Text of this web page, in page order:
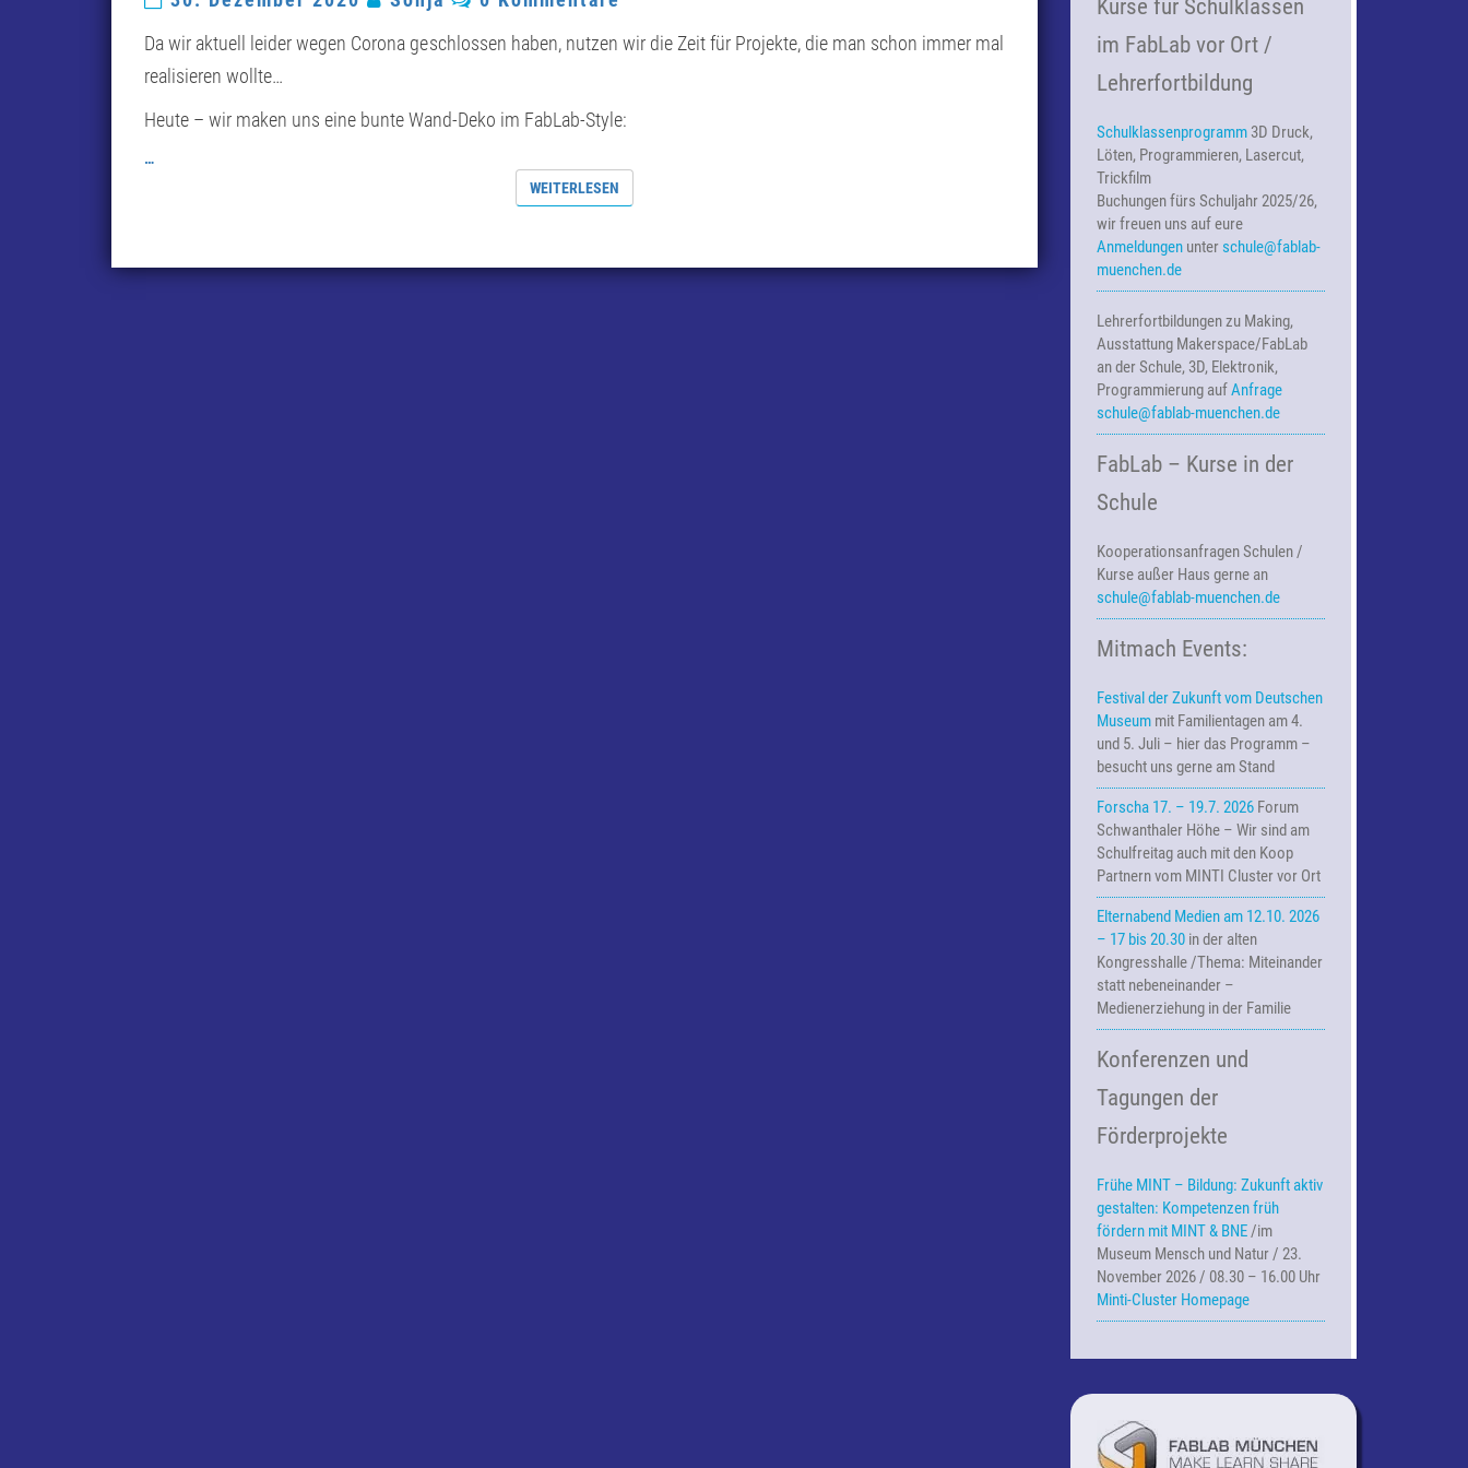
Da wir aktuell leider wegen Corona geschlossen haben, nutzen wir die Zeit für Projekte, die man schon immer mal
realisieren wollte…
Heute – wir maken uns eine bunte Wand-Deko im FabLab-Style:
…
WEITERLESENWEITERLESEN
Kurse für Schulklassen
im FabLab vor Ort /
Lehrerfortbildung
Schulklassenprogramm3D Druck,
Löten, Programmieren, Lasercut,
Trickfilm
Buchungen fürs Schuljahr 2025/26,
wir freuen uns auf eure
Anmeldungenunter schule@fablab-
muenchen.de
Lehrerfortbildungen zu Making,
Ausstattung Makerspace/FabLab
an der Schule, 3D, Elektronik,
Programmierung auf Anfrage
schule@fablab-muenchen.de
FabLab – Kurse in der
Schule
KooperationsanfragenSchulen /
Kurse außer Haus gerne an
schule@fablab-muenchen.de
Mitmach Events:
Festival der Zukunft vom Deutschen
Museummit Familientagen am 4.
und 5. Juli – hier das Programm –
besucht uns gerne am Stand
Forscha 17. – 19.7. 2026Forum
Schwanthaler Höhe – Wir sind am
Schulfreitag auch mit den Koop
Partnern vom MINTI Cluster vor Ort
Elternabend Medien am 12.10. 2026
– 17 bis 20.30in der alten
Kongresshalle /Thema: Miteinander
statt nebeneinander –
Medienerziehung in der Familie
Konferenzen und
Tagungen der
Förderprojekte
Frühe MINT – Bildung: Zukunft aktiv
gestalten: Kompetenzen früh
fördern mit MINT & BNE/im
Museum Mensch und Natur / 23.
November 2026 / 08.30 – 16.00 Uhr
Minti-Cluster Homepage